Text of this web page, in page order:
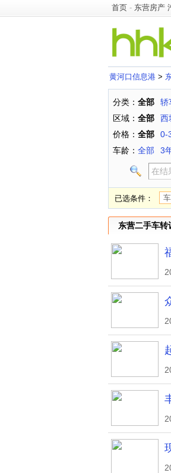
首页 - 东营房产
黄河口信息港 >
分类： 全部 轿
区域： 全部 西
价格： 全部 0-
车龄： 全部 3
已选条件：
东营二手车转